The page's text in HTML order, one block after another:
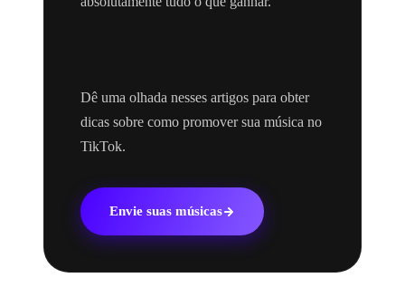
Dê uma olhada nesses artigos para obter
dicas sobre como promover sua música no
TikTok.
Envie suas músicas